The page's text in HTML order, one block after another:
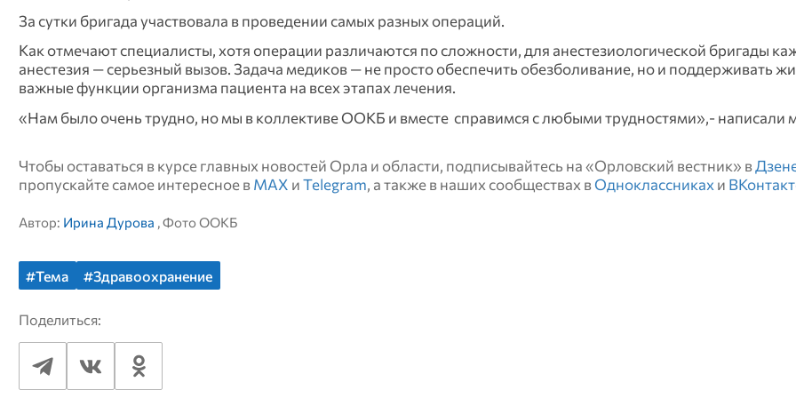
За сутки бригада участвовала в проведении самых разных операций.
Как отмечают специалисты, хотя операции различаются по сложности, для анестезиологической бригады
анестезия — серьезный вызов. Задача медиков — не просто обеспечить обезболивание, но и поддерживать
важные функции организма пациента на всех этапах лечения.
«Нам было очень трудно, но мы в коллективе ООКБ и вместе справимся с любыми трудностями»,- написали
Чтобы оставаться в курсе главных новостей Орла и области, подписывайтесь на «Орловский вестник» в
пропускайте самое интересное в MAX и Telegram , а также в наших сообществах в Одноклассниках и
Автор: Ирина Дурова , Фото ООКБ
#Тема #Здравоохранение
Поделиться: